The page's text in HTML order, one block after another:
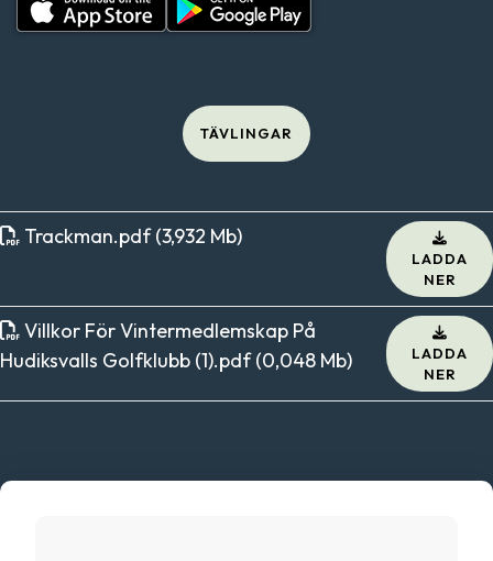
TÄVLINGAR
Trackman.pdf (3,932 Mb)
LADDA
NER
Villkor För Vintermedlemskap På
Hudiksvalls Golfklubb (1).pdf (0,048 Mb)
LADDA
NER